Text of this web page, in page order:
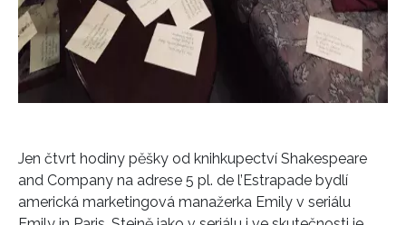
Jen čtvrt hodiny pěšky od knihkupectví Shakespeare
and Company na adrese ​​5 pl. de l’Estrapade bydlí
americká marketingová manažerka Emily v seriálu